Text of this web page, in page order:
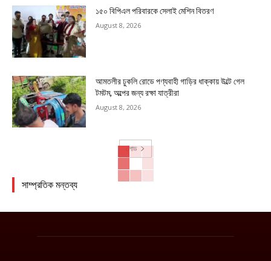
১৫০ বিপিএল পরিবারকে সেলাই মেশিন বিতরণ
August 8, 2026
আমতলীর ঢুকলি রোডে পণ্যবাহী গাড়ির ধাক্কায় উল্টে গেল
টমটম, অল্পের জন্য রক্ষা যাত্রীরা
August 8, 2026
লোড
সাম্প্রতিক মন্তব্য